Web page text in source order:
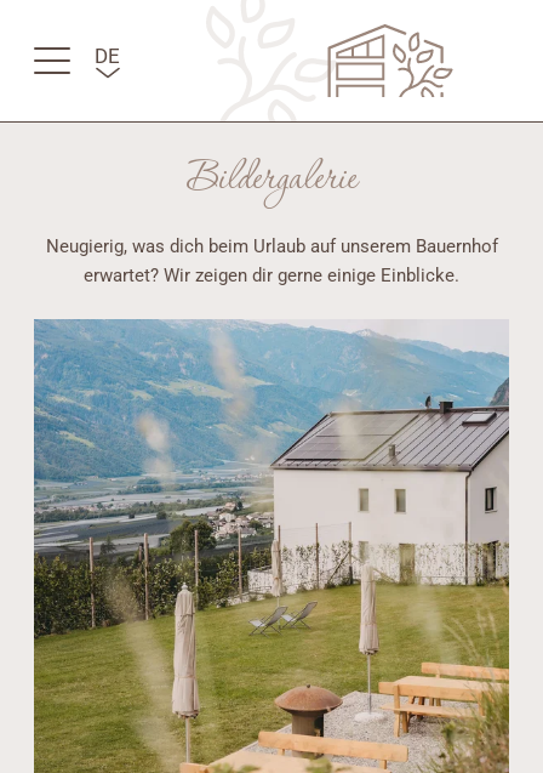
DE
EN
Bildergalerie
Neugierig, was dich beim Urlaub auf unserem Bauernhof
erwartet? Wir zeigen dir gerne einige Einblicke.